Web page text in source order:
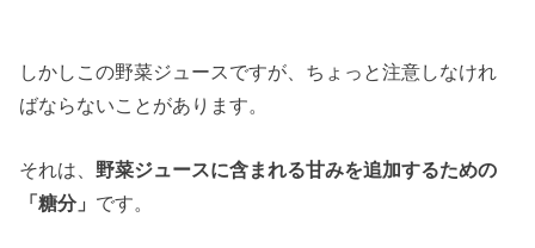
しかしこの野菜ジュースですが、ちょっと注意しなけれ
ばならないことがあります。
それは、 野菜ジュースに含まれる甘みを追加するための
「糖分」 です。